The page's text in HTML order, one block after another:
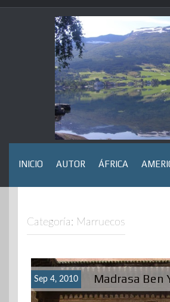
Saltar
INICIO AUTOR ÁFRICA
Categoría: Marruecos
Madrasa Ben
Sep 4, 2010